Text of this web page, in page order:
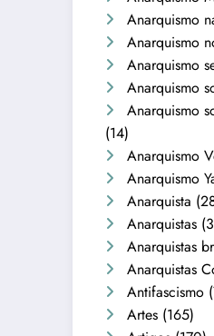
Anarquismo
Anarquismo
Anarquismo
Anarquismo
Anarquismo
(14)
Anarquismo
Anarquismo
Anarquista
Anarquistas
Anarquistas
Anarquistas
Antifascismo
Artes (165)